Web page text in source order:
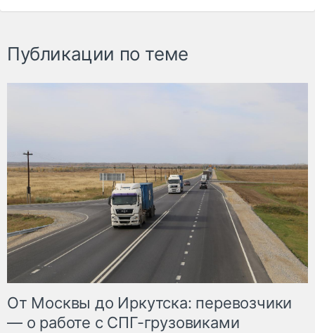
Публикации по теме
От Москвы до Иркутска: перевозчики
— о работе с СПГ-грузовиками